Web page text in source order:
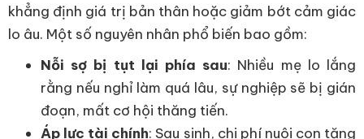
khẳng định giá trị bản thân hoặc giảm bớt cảm giác
lo âu. Một số nguyên nhân phổ biến bao gồm:
Nỗi sợ bị tụt lại phía sau: Nhiều mẹ lo lắng
rằng nếu nghỉ làm quá lâu, sự nghiệp sẽ bị gián
đoạn, mất cơ hội thăng tiến.
Áp lực tài chính: Sau sinh, chi phí nuôi con tăng